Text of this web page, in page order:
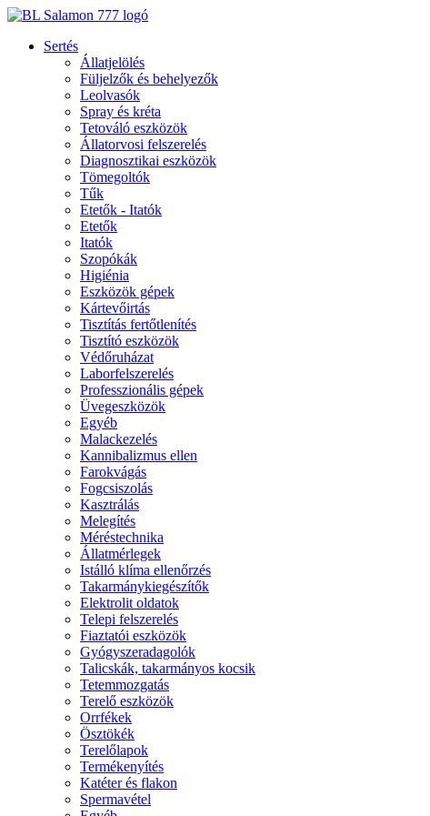
Ugrás
tartalomhoz
Sertés
Állatjelölés
Füljelzők és behelyezők
Leolvasók
Spray és kréta
Tetováló eszközök
Állatorvosi felszerelés
Diagnosztikai eszközök
Tömegoltók
Tűk
Etetők - Itatók
Etetők
Itatók
Szopókák
Higiénia
Eszközök gépek
Kártevőirtás
Tisztítás fertőtlenítés
Tisztító eszközök
Védőruházat
Laborfelszerelés
Professzionális gépek
Üvegeszközök
Egyéb
Malackezelés
Kannibalizmus ellen
Farokvágás
Fogcsiszolás
Kasztrálás
Melegítés
Méréstechnika
Állatmérlegek
Istálló klíma ellenőrzés
Takarmánykiegészítők
Elektrolit oldatok
Telepi felszerelés
Fiaztatói eszközök
Gyógyszeradagolók
Talicskák, takarmányos kocsik
Tetemmozgatás
Terelő eszközök
Orrfékek
Ösztökék
Terelőlapok
Termékenyítés
Katéter és flakon
Spermavétel